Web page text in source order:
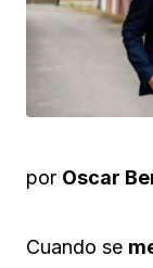
por Oscar
Cuando se